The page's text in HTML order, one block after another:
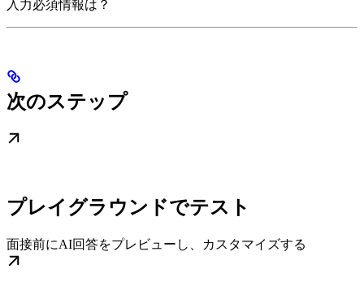
入力必須情報は？
次のステップ
プレイグラウンドでテスト
面接前にAI回答をプレビューし、カスタマイズする